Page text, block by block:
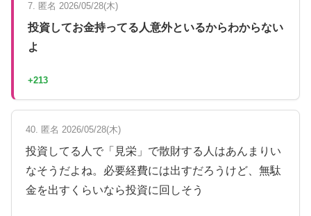
7. 匿名 2026/05/28(木)
投資してお金持ってる人意外といるからわからない
よ
+213
40. 匿名 2026/05/28(木)
投資してる人で「見栄」で散財する人はあんまりい
なそうだよね。必要経費には出すだろうけど、無駄
金を出すくらいなら投資に回しそう